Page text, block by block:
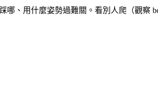
、用什麼姿勢過難關。看別人爬（觀察